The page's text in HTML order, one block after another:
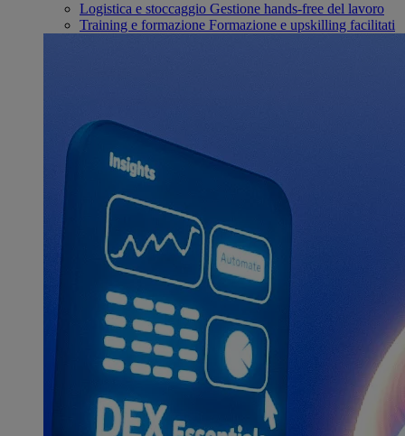
Logistica e stoccaggio Gestione hands-free del lavoro
Training e formazione Formazione e upskilling facilitati